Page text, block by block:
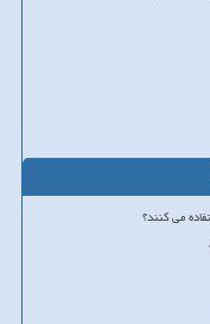
می کنند؟